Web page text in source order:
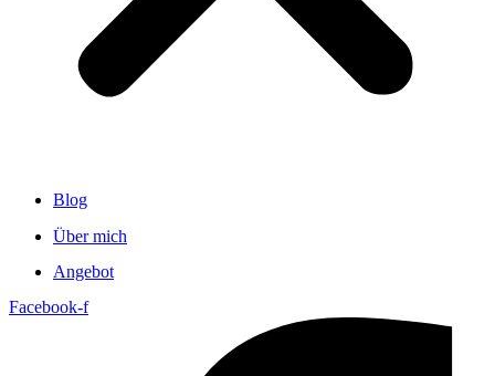
Blog
Über mich
Angebot
Facebook-f